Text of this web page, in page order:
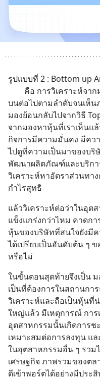
รูปแบบที่ 2 : Bottom up
บนต่อไปตามลำดับจนเห็
มองย้อนกลับไปจากวิธี
จากมองหาหุ้นที่เราเห็นแ
กิจการมีความมั่นคง มีคว
ไปดูที่ความเป็นมาของบริ
พัฒนาผลิตภัณฑ์และบริกา
วิเคราะห์หาอัตราส่วนทาง
กำไรสุทธิ
แล้ววิเคราะห์ต่อว่าในอุต
แข็งแกร่งกว่าไหม คาดก
หุ้นของบริษัทที่สนใจยังมีค
ได้เปรียบเป็นอันดับต้น ๆ
หรือไม่
ในขั้นตอนสุดท้ายจึงเป็น
เป็นที่ต้องการในสถานก
วิเคราะห์และถือเป็นหุ้น
ใหญ่แล้ว มีเหตุการณ์ กา
อุตสาหกรรมนั้นเกิดการช
เหมาะสมต่อการลงทุน แ
ในอุตสาหกรรมอื่น ๆ รวม
เศรษฐกิจ ภาพรวมของต
ดีเข้าพอร์ตได้อย่างมีประ